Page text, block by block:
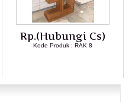
Rp.(Hubungi Cs)
Kode Produk : RAK 8